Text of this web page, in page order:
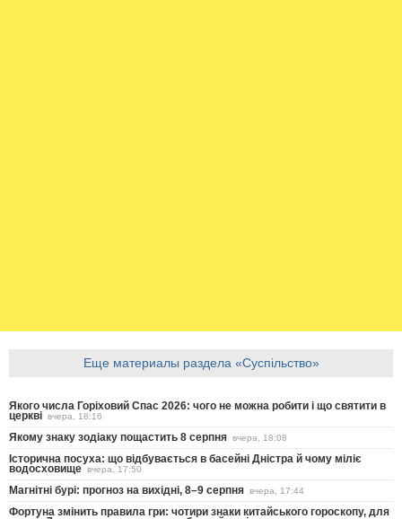
Еще материалы раздела «Суспільство»
Якого числа Горіховий Спас 2026: чого не можна робити і що святити в
церкві вчера, 18:16
Якому знаку зодіаку пощастить 8 серпня вчера, 18:08
Історична посуха: що відбувається в басейні Дністра й чому міліє
водосховище вчера, 17:50
Магнітні бурі: прогноз на вихідні, 8–9 серпня вчера, 17:44
Фортуна змінить правила гри: чотири знаки китайського гороскопу, для